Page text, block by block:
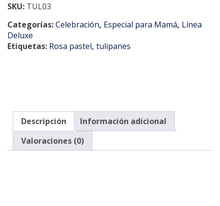
SKU: TUL03
Categorías:Celebración, Especial para Mamá, Línea
Deluxe
Etiquetas: Rosa pastel, tulipanes
Descripción
Información adicional
Valoraciones (0)